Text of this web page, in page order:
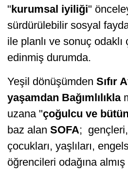
"kurumsal iyiliği"
sürdürülebilir sosyal
ile planlı ve sonuç odaklı
edinmiş durumda.
Yeşil dönüşümden Sıfır
yaşamdan Bağımlılıkla
uzana "çoğulcu ve
baz alan SOFA; gençleri,
çocukları, yaşlıları,
öğrencileri odağına